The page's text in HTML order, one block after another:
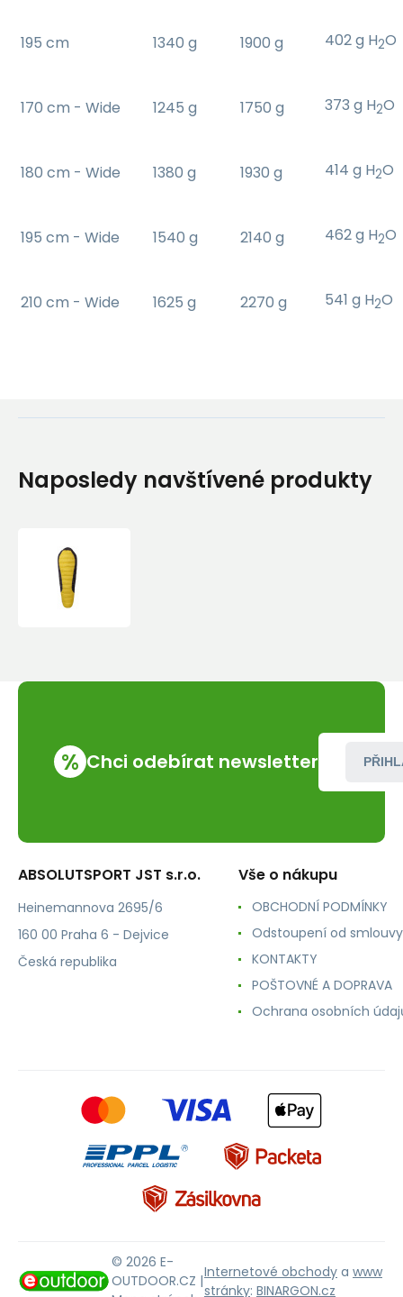
195 cm 1340 g 1900 g 402 g H2O
170 cm - Wide 1245 g 1750 g 373 g H2O
180 cm - Wide 1380 g 1930 g 414 g H2O
195 cm - Wide 1540 g 2140 g 462 g H2O
210 cm - Wide 1625 g 2270 g 541 g H2O
Naposledy navštívené produkty
% Chci odebírat newsletter
ABSOLUTSPORT JST s.r.o.
Heinemannova 2695/6
160 00 Praha 6 - Dejvice
Česká republika
Vše o nákupu
OBCHODNÍ PODMÍNKY
Odstoupení od smlouvy
KONTAKTY
POŠTOVNÉ A DOPRAVA
Ochrana osobních
© 2026 E-
OUTDOOR.CZ |
Internetové obchody a www
stránky: BINARGON.cz